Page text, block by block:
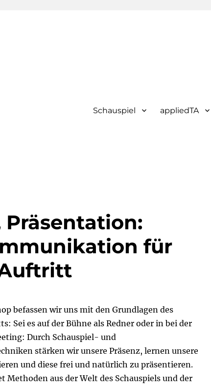
Schauspiel appliedTA
Präsentation:
für
befassen wir uns mit den Grundlagen des
Sei es auf der Bühne als Redner oder in bei der
Durch Schauspiel- und
stärken wir unsere Präsenz, lernen unsere
und diese frei und natürlich zu präsentieren.
Methoden aus der Welt des Schauspiels und der